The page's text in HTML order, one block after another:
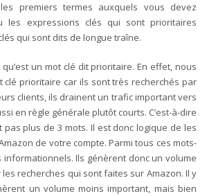
premiers termes auxquels vous devez
les expressions clés qui sont prioritaires
qui sont dits de longue traîne.
un mot clé dit prioritaire. En effet, nous
clé prioritaire car ils sont très recherchés par
clients, ils drainent un trafic important vers
en règle générale plutôt courts. C’est-à-dire
pas plus de 3 mots. Il est donc logique de les
de votre compte. Parmi tous ces mots-
informationnels. Ils génèrent donc un volume
recherches qui sont faites sur Amazon. Il y
un volume moins important, mais bien